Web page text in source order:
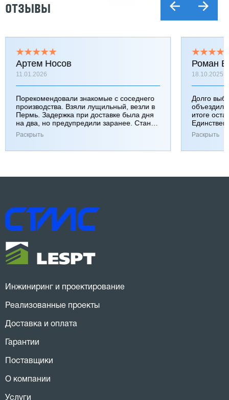
ОТЗЫВЫ
Артем Носов
11.01.2026
Порекомендовали знакомые с соседнего
производства. Взяли лущильный, везли в
Пермь. Задержка при доставке была дня
на два, но предупредили заранее. Станок
работает хорошо, к качеству вопросов нет.
Раскрыть
Роман
18.10.2025
Долго
итоге
Раскрыть
Инжиниринг и проектирование
Реализованные проекты
Доставка и оплата
Гарантии
Поставщики
О компании
Услуги